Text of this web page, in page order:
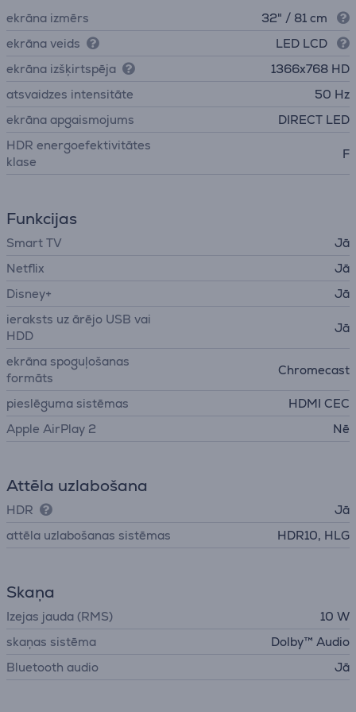
ekrāna izmērs
32" / 81 cm
ekrāna veids
LED LCD
ekrāna izšķirtspēja
1366x768 HD
atsvaidzes intensitāte
50 Hz
ekrāna apgaismojums
DIRECT LED
HDR energoefektivitātes
klase
F
Funkcijas
Smart TV
Jā
Netflix
Jā
Disney+
Jā
ieraksts uz ārējo USB vai
HDD
Jā
ekrāna spoguļošanas
formāts
Chromecast
pieslēguma sistēmas
HDMI CEC
Apple AirPlay 2
Nē
Attēla uzlabošana
HDR
Jā
attēla uzlabošanas sistēmas
HDR10, HLG
Skaņa
Izejas jauda (RMS)
10 W
skaņas sistēma
Dolby™ Audio
Bluetooth audio
Jā